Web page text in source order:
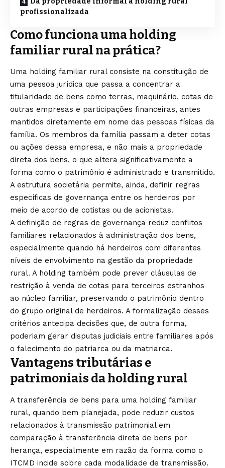
profissionalizada
Como funciona uma holding
familiar rural na prática?
Uma holding familiar rural consiste na constituição de
uma pessoa jurídica que passa a concentrar a
titularidade de bens como terras, maquinário, cotas de
outras empresas e participações financeiras, antes
mantidos diretamente em nome das pessoas físicas da
família. Os membros da família passam a deter cotas
ou ações dessa empresa, e não mais a propriedade
direta dos bens, o que altera significativamente a
forma como o patrimônio é administrado e transmitido.
A estrutura societária permite, ainda, definir regras
específicas de governança entre os herdeiros por
meio de acordo de cotistas ou de acionistas.
A definição de regras de governança reduz conflitos
familiares relacionados à administração dos bens,
especialmente quando há herdeiros com diferentes
níveis de envolvimento na gestão da propriedade
rural. A holding também pode prever cláusulas de
restrição à venda de cotas para terceiros estranhos
ao núcleo familiar, preservando o patrimônio dentro
do grupo original de herdeiros. A formalização desses
critérios antecipa decisões que, de outra forma,
poderiam gerar disputas judiciais entre familiares após
o falecimento do patriarca ou da matriarca.
Vantagens tributárias e
patrimoniais da holding rural
A transferência de bens para uma holding familiar
rural, quando bem planejada, pode reduzir custos
relacionados à transmissão patrimonial em
comparação à transferência direta de bens por
herança, especialmente em razão da forma como o
ITCMD incide sobre cada modalidade de transmissão.